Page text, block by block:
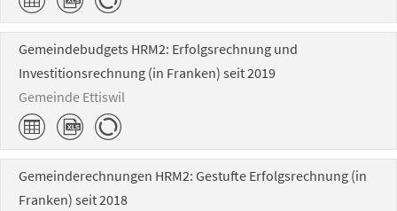
Gemeindebudgets HRM2: Erfolgsrechnung und
Investitionsrechnung (in Franken) seit 2019
Gemeinde Ettiswil
Gemeinderechnungen HRM2: Gestufte Erfolgsrechnung (in
Franken) seit 2018